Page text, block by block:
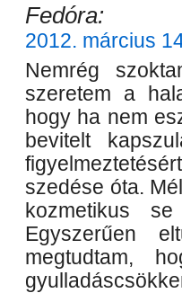
Fedóra:
2012. március
Nemrég
szeretem a
hogy ha nem
bevitelt
szedése óta.
kozmetikus
Egyszerűen
megtudtam,